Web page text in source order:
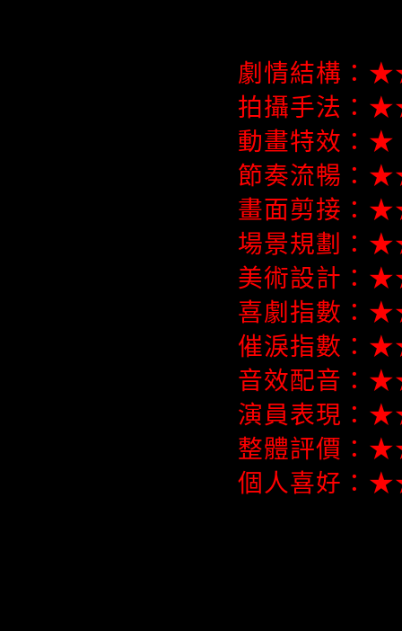
劇情結構
拍攝手法
動畫特效：★
節奏流暢
畫面剪接
場景規劃
美術設計：
喜劇指數：
催淚指數
音效配音
演員表現
整體評價
個人喜好：